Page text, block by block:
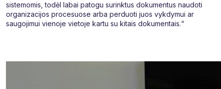
sistemomis, todėl labai patogu surinktus dokumentus naudoti
organizacijos procesuose arba perduoti juos vykdymui ar
saugojimui vienoje vietoje kartu su kitais dokumentais.“